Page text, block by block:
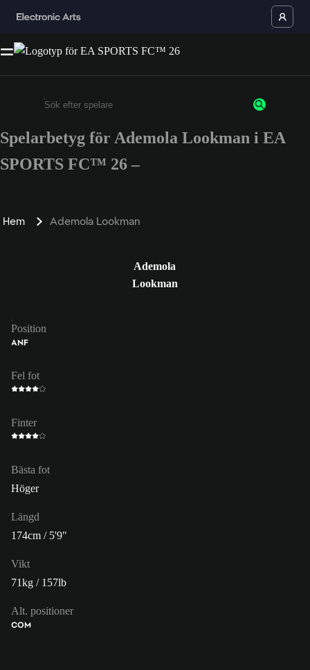
Ange minst 3 tecken eller siffror
Spelarbetyg för Ademola Lookman i EA
SPORTS FC™ 26 –
Hem Ademola Lookman
Ademola
Lookman
Position
ANF
Fel fot
Finter
Bästa fot
Höger
Längd
174cm / 5'9"
Vikt
71kg / 157lb
Alt. positioner
COM